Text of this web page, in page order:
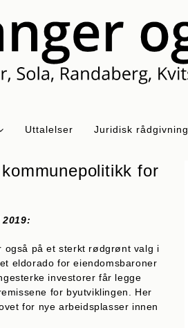
Uttalelser Juridisk rådgivning
for
også på et sterkt rødgrønt valg i
eldorado for eiendomsbaroner
investorer får legge
for byutviklingen. Her
for nye arbeidsplasser innen